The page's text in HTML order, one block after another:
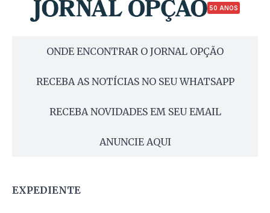
50 ANOS
ONDE ENCONTRAR O JORNAL OPÇÃO
RECEBA AS NOTÍCIAS NO SEU WHATSAPP
RECEBA NOVIDADES EM SEU EMAIL
ANUNCIE AQUI
EXPEDIENTE